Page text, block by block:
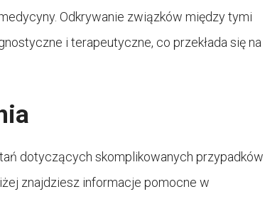
Odkrywanie związków między tymi
i terapeutyczne, co przekłada się na
dotyczących skomplikowanych przypadków
znajdziesz informacje pomocne w